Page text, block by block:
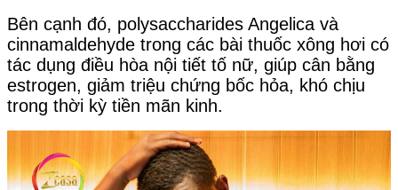
Bên cạnh đó, polysaccharides Angelica và
cinnamaldehyde trong các bài thuốc xông hơi có
tác dụng điều hòa nội tiết tố nữ, giúp cân bằng
estrogen, giảm triệu chứng bốc hỏa, khó chịu
trong thời kỳ tiền mãn kinh.